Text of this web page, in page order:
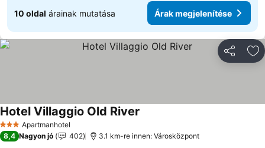
10 oldal árainak mutatása Árak megjelenítése
3 KategóriaApartmanhotel
Hotel Villaggio Old River
8,4 Nagyon jó 402 3.1 km-re innen: Városközpont